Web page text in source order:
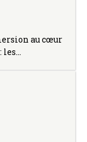
au cœur
les…